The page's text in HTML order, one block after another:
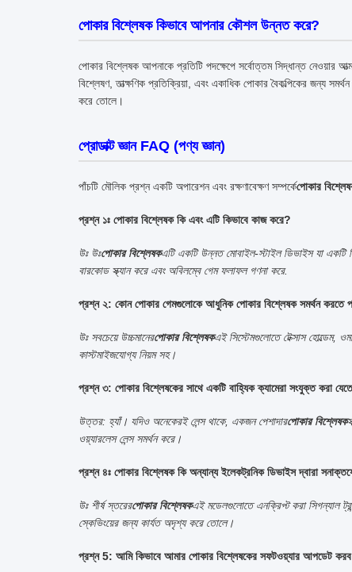
পোকার বিশ্লেষক কিভাবে আপনার কৌশল উন্নত করে?
পোকার বিশ্লেষক আপনাকে প্রতিটি পদক্ষেপে সর্বোত্তম সিদ্ধান্ত নেওয়ার
বিশ্লেষণ, তাত্ক্ষণিক প্রতিক্রিয়া, এবং একাধিক পোকার বৈকল্পিকের জন্য
করে তোলে।
প্রোডাক্ট জ্ঞান FAQ (পণ্য জ্ঞান)
পাঁচটি মৌলিক প্রশ্ন একটি অপারেশন এবং রক্ষণাবেক্ষণ সম্পর্কেপোকার
প্রশ্ন ১ঃ পোকার বিশ্লেষক কি এবং এটি কিভাবে কাজ করে?
উঃ উঃপোকার বিশ্লেষকএটি একটি উন্নত মোবাইল-স্টাইল ডিভাইস যা একটি
বারকোড স্ক্যান করে এবং অবিলম্বে গেম ফলাফল গণনা করে.
প্রশ্ন ২: কোন পোকার গেমগুলোকে আধুনিক পোকার বিশ্লেষক সমর্থন করতে
উঃ সবচেয়ে উচ্চমানেরপোকার বিশ্লেষকএই সিস্টেমগুলোতে টেক্সাস হোল্ডেম,
কাস্টমাইজযোগ্য নিয়ম সহ।
প্রশ্ন ৩: পোকার বিশ্লেষকের সাথে একটি বাহ্যিক ক্যামেরা সংযুক্ত করা
উত্তর: হ্যাঁ। যদিও অনেকেরই লেন্স থাকে, একজন পেশাদারপোকার বিশ্লেষক
ওয়্যারলেস লেন্স সমর্থন করে।
প্রশ্ন ৪ঃ পোকার বিশ্লেষক কি অন্যান্য ইলেকট্রনিক ডিভাইস দ্বারা
উঃ শীর্ষ স্তরেরপোকার বিশ্লেষকএই মডেলগুলোতে এনক্রিপ্ট করা সিগন্যাল
স্কেভিংয়ের জন্য কার্যত অদৃশ্য করে তোলে।
প্রশ্ন 5: আমি কিভাবে আমার পোকার বিশ্লেষকের সফটওয়্যার আপডেট